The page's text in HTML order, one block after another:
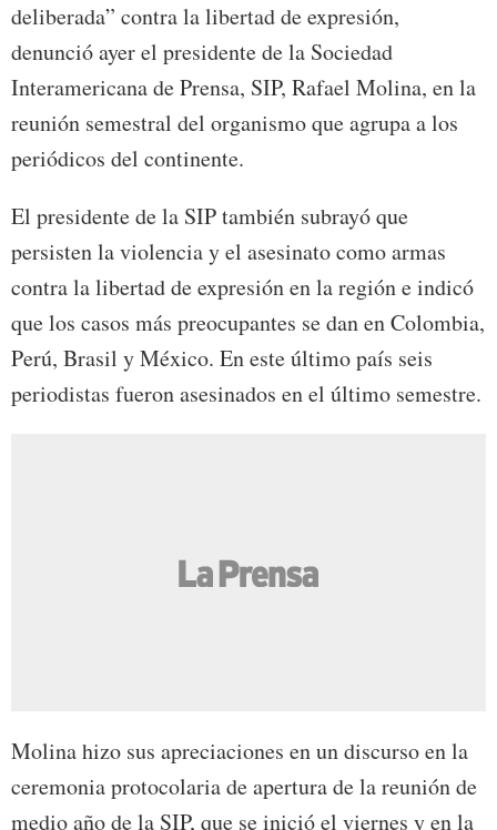
deliberada” contra la libertad de expresión,
denunció ayer el presidente de la Sociedad
Interamericana de Prensa, SIP, Rafael Molina, en la
reunión semestral del organismo que agrupa a los
periódicos del continente.
El presidente de la SIP también subrayó que
persisten la violencia y el asesinato como armas
contra la libertad de expresión en la región e indicó
que los casos más preocupantes se dan en Colombia,
Perú, Brasil y México. En este último país seis
periodistas fueron asesinados en el último semestre.
Molina hizo sus apreciaciones en un discurso en la
ceremonia protocolaria de apertura de la reunión de
medio año de la SIP, que se inició el viernes y en la